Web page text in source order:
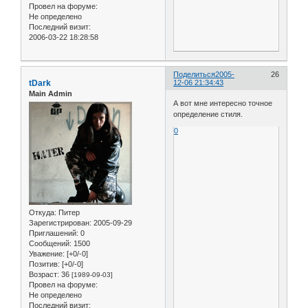
Провел на форуме:
Не определено
Последний визит:
2006-03-22 18:28:58
Поделиться 26
2005-
12-06 21:34:43
tDark
Main Admin
Откуда: Питер
Зарегистрирован: 2005-09-29
Приглашений: 0
Сообщений: 1500
Уважение: [+0/-0]
Позитив: [+0/-0]
Возраст: 36 [1989-09-03]
Провел на форуме:
Не определено
Последний визит:
А вот мне интересно точное
определение стиля.
0